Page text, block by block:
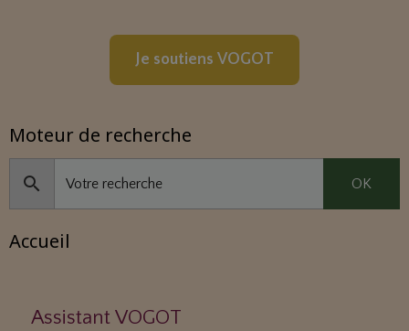
Je soutiens VOGOT
Moteur de recherche
OK
Accueil
Assistant VOGOT